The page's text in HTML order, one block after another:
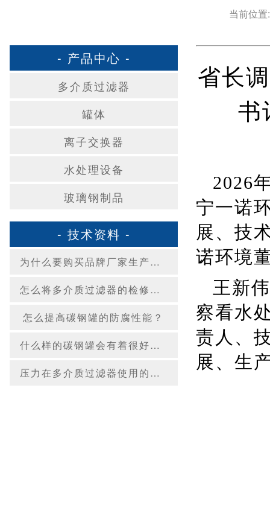
当前位
- 产品中心 -
多介质过滤器
罐体
离子交换器
水处理设备
玻璃钢制品
- 技术资料 -
为什么要购买品牌厂家生产的多介质过滤器？
怎么将多介质过滤器的检修工作做好？
怎么提高碳钢罐的防腐性能？
什么样的碳钢罐会有着很好的质量？
压力在多介质过滤器使用的过程中起到哪些作用？
省长
书
2026
宁一诺
展、技
诺环境
王新
察看水
责人、
展、生